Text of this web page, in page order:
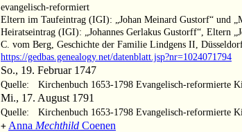
evangelisch-reformiert
Eltern im Taufeintrag (IGI): „Johan Meinard Gustorf“ und
Heiratseintrag (IGI): „Johannes Gerlakus Gustorff“, Eltern
C. vom Berg, Geschichte der Familie Lindgens II,
https://gedbas.genealogy.net/datenblatt.jsp?nr=1024071794
So., 19. Februar 1747
Quelle: Kirchenbuch 1653-1798 Evangelisch-reformierte
Mi., 17. August 1791
Quelle: Kirchenbuch 1653-1798 Evangelisch-reformierte
+ Anna Mechthild Coenen